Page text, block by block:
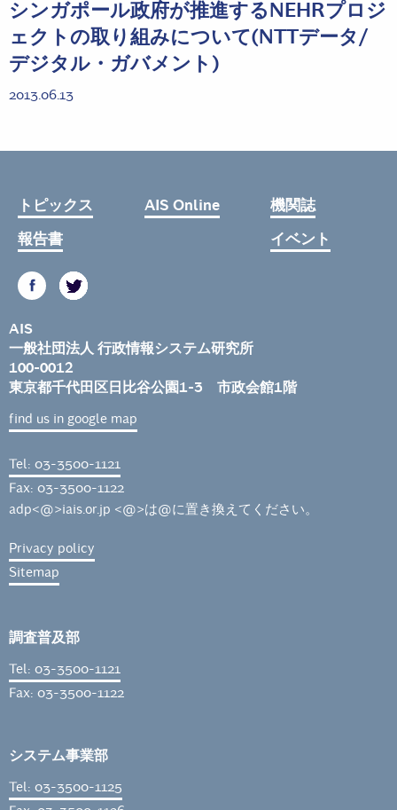
シンガポール政府が推進するNEHRプロジ
ェクトの取り組みについて(NTTデータ/
デジタル・ガバメント)
2013.06.13
トピックス AIS Online
機関誌
報告書
イベント
AIS
一般社団法人 行政情報システム研究所
100-0012
東京都千代田区日比谷公園1-3 市政会館1階
find us in google map
Tel: 03-3500-1121
Fax: 03-3500-1122
adp<@>iais.or.jp <@>は@に置き換えてください。
Privacy policy
Sitemap
調査普及部
Tel: 03-3500-1121
Fax: 03-3500-1122
システム事業部
Tel: 03-3500-1125